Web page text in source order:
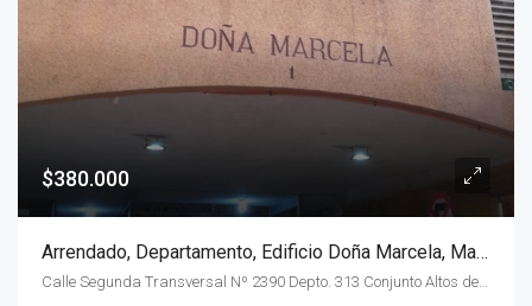
$380.000
Arrendado, Departamento, Edificio Doña Marcela, Maipú